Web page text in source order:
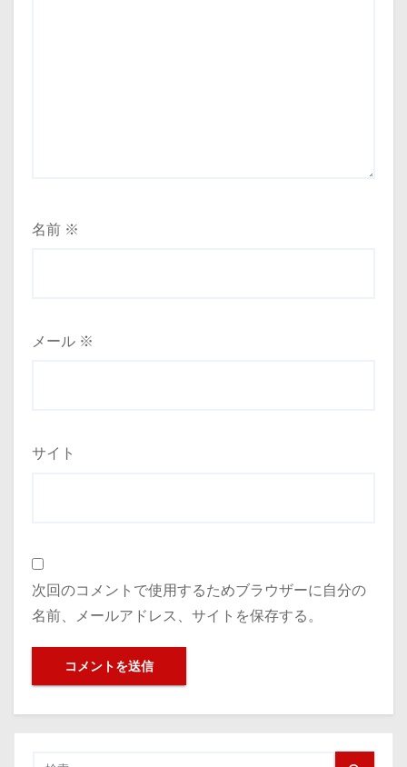
名前 ※
メール ※
サイト
次回のコメントで使用するためブラウザーに自分の
名前、メールアドレス、サイトを保存する。